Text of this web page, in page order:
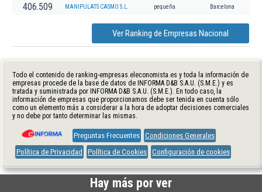
406.509 MANIPULATS CASMO S.L. pequeña Barcelona
Ver Ranking de Empresas Nacional
Todo el contenido de ranking-empresas.eleconomista.es y toda la información de
empresas procede de la base de datos de INFORMA D&B S.A.U. (S.M.E.) y es
tratada y suministrada por INFORMA D&B S.A.U. (S.M.E.). En todo caso, la
información de empresas que proporcionamos debe ser tenida en cuenta sólo
como un elemento más a considerar a la hora de adoptar decisiones comerciales
y no debe por tanto determinar las mismas.
Preguntas Frecuentes Condiciones Generales
Política de Privacidad
Política de Cookies Configuración de cookies
Hay más por ver